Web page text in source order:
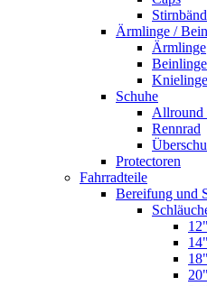
Ärmlinge /
Ärmlinge
Beinlinge
Knielinge
Schuhe
Allround
Rennrad
Protectoren
Fahrradteile
Bereifung und
12"
18"
20"